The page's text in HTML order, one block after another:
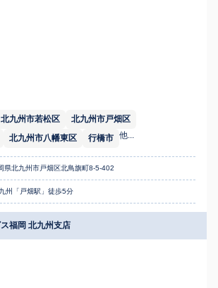
北九州市若松区
北九州市戸畑区
北九州市八幡東区 行橋市 他...
県北九州市戸畑区北鳥旗町8-5-402
州「戸畑駅」徒歩5分
福岡 北九州支店